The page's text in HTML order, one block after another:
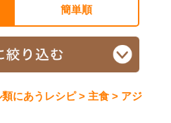
簡単順
にあうレシピ > 主食 > アジ